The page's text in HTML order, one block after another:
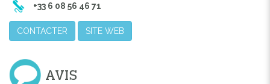
+33 6 08 56 46 71
CONTACTER SITE WEB
AVIS